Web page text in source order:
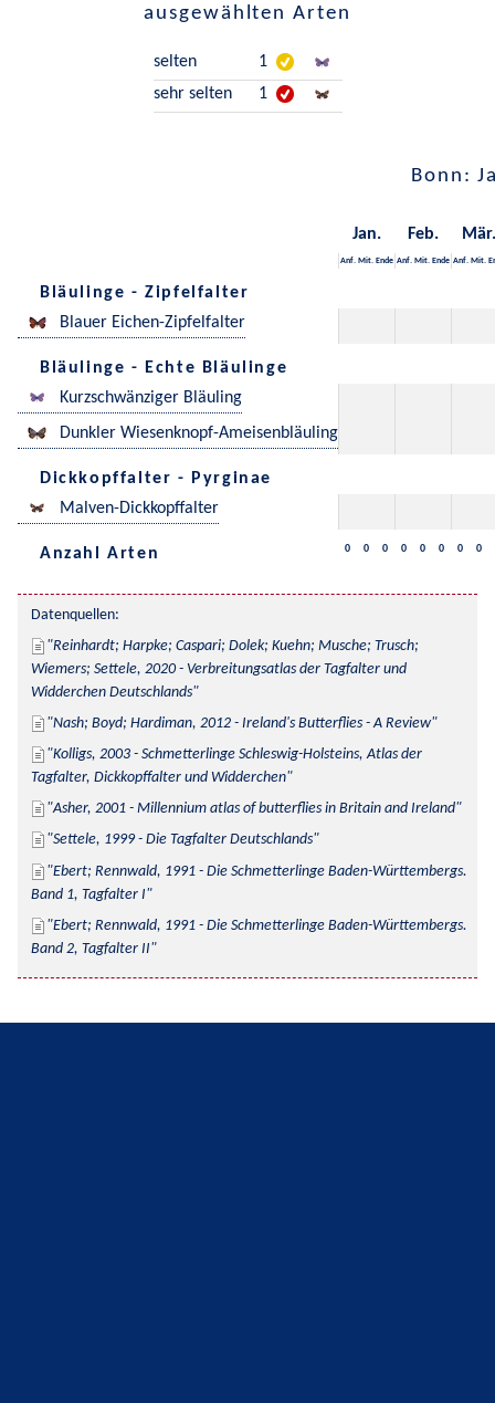
ausgewählten Arten
selten
1
sehr selten
1
Bonn:
Jan. Feb. Mär.
Anf. Mit. Ende Anf. Mit. Ende Anf. Mit.
Bläulinge - Zipfelfalter
Blauer Eichen-Zipfelfalter
Bläulinge - Echte Bläulinge
Kurzschwänziger Bläuling
Dunkler Wiesenknopf-Ameisenbläuling
Dickkopffalter - Pyrginae
Malven-Dickkopffalter
Anzahl Arten 0 0 0 0 0 0 0 0
Datenquellen:
Reinhardt; Harpke; Caspari; Dolek; Kuehn; Musche; Trusch;
Wiemers; Settele, 2020 - Verbreitungsatlas der Tagfalter und
Widderchen Deutschlands
Nash; Boyd; Hardiman, 2012 - Ireland's Butterflies - A Review
Kolligs, 2003 - Schmetterlinge Schleswig-Holsteins, Atlas der
Tagfalter, Dickkopffalter und Widderchen
Asher, 2001 - Millennium atlas of butterflies in Britain and Ireland
Settele, 1999 - Die Tagfalter Deutschlands
Ebert; Rennwald, 1991 - Die Schmetterlinge Baden-Württembergs.
Band 1, Tagfalter I
Ebert; Rennwald, 1991 - Die Schmetterlinge Baden-Württembergs.
Band 2, Tagfalter II